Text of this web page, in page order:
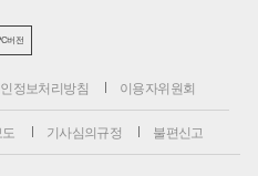
버전
정보처리방침 이용자위원회
도 기사심의규정 불편신고